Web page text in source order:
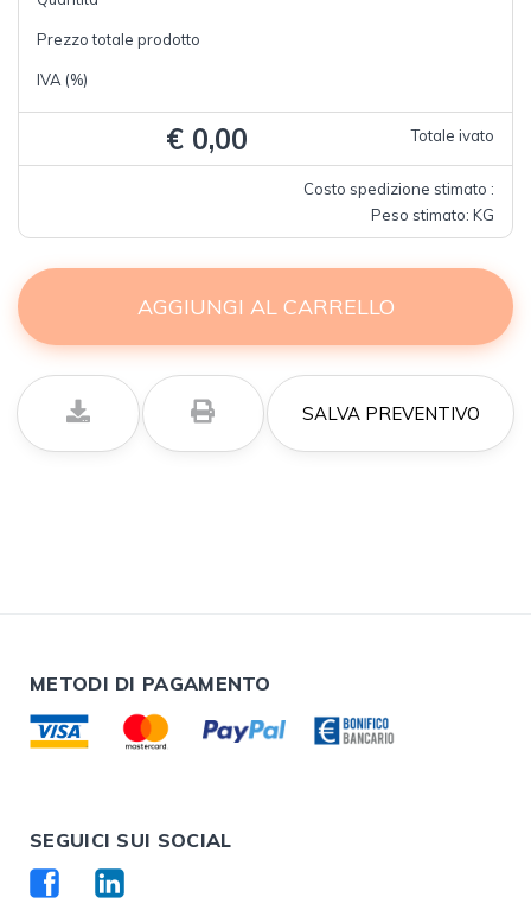
Prezzo totale prodotto
IVA (%)
Totale ivato
€ 0,00
Costo spedizione stimato :
Peso stimato: KG
AGGIUNGI AL CARRELLO
SALVA PREVENTIVO
METODI DI PAGAMENTO
SEGUICI SUI SOCIAL